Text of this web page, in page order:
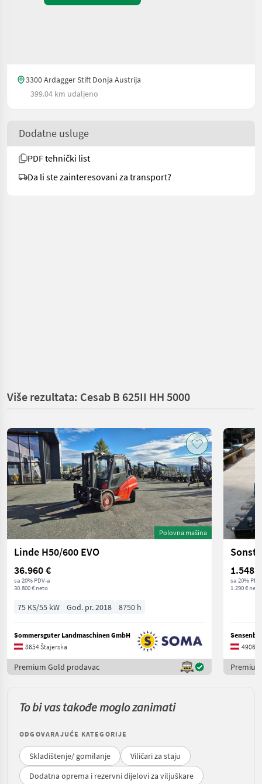
3300 Ardagger Stift Donja Austrija
399.04 km udaljeno
Dodatne usluge
PDF tehnički list
Da li ste zainteresovani za transport?
Više rezultata: Cesab B 625II HH 5000
Polovna mašina
Linde H50/600 EVO
36.960 €
sa 20% PDV-a
30.800 € neto
75 KS/55 kW God. pr. 2018 8750 h
Sommersguter Landmaschinen GmbH
8654 Štajerska
Premium Gold prodavac
1.548 €
sa 20%
1.290 € neto
4906
To bi vas takođe moglo zanimati
ODGOVARAJUĆE KATEGORIJE
Skladištenje/ gomilanje
Viličari za staju
Dodatna oprema i rezervni dijelovi za viljuškare